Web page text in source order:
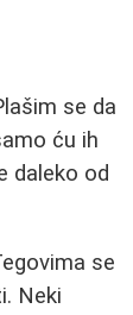
se da
ću ih
daleko od
se
Neki